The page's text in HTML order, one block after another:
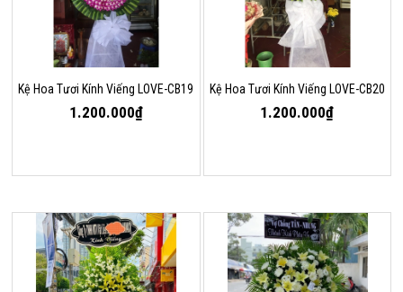
Kệ Hoa Tươi Kính Viếng LOVE-CB19
1.200.000₫
Kệ Hoa Tươi Kính Viếng LOVE-CB20
1.200.000₫